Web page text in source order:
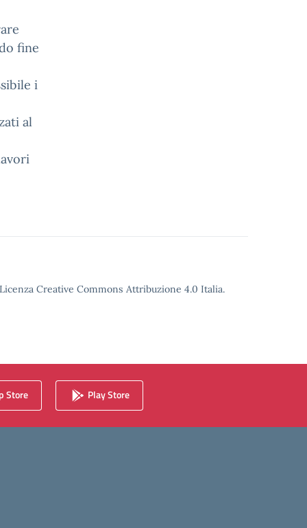
fine
i
al
Creative Commons Attribuzione 4.0 Italia.
Store Play Store